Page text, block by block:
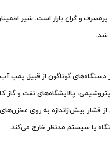
و گران بازار است. شیر
شد.
گوناگون از قبیل پمپ
پالایشگاه‌های نفت و گاز
فشار بیش‌ازاندازه به روی
یا سیستم مدنظر خارج می‌کند.